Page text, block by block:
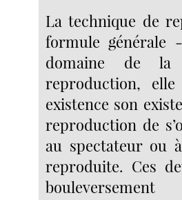
La technique de
formule générale
domaine de
reproduction,
existence son
reproduction de
au spectateur ou
reproduite. Ces